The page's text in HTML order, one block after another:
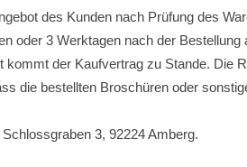
des Kunden nach Prüfung des
oder 3 Werktagen nach der
der Kaufvertrag zu Stande. Die
die bestellten Broschüren oder
3, 92224 Amberg.